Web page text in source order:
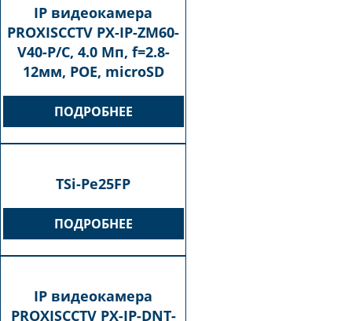
IP видеокамера
PROXISCCTV PX-IP-ZM60-
V40-P/C, 4.0 Мп, f=2.8-
12мм, POE, microSD
ПОДРОБНЕЕ
TSi-Pe25FP
ПОДРОБНЕЕ
IP видеокамера
PROXISCCTV PX-IP-DNT-